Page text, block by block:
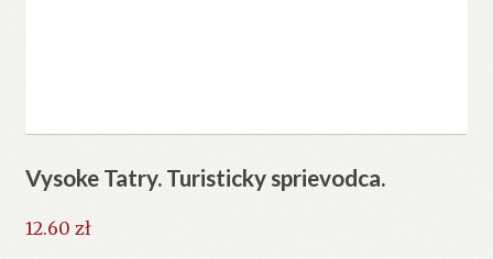
Vysoke Tatry. Turisticky sprievodca.
12.60 zł